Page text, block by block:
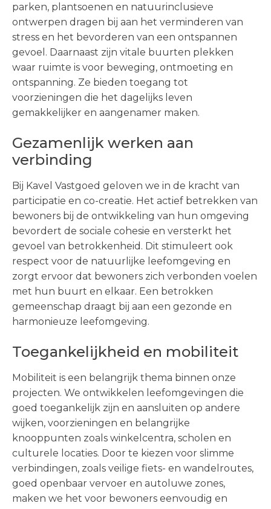
parken, plantsoenen en natuurinclusieve
ontwerpen dragen bij aan het verminderen van
stress en het bevorderen van een ontspannen
gevoel. Daarnaast zijn vitale buurten plekken
waar ruimte is voor beweging, ontmoeting en
ontspanning. Ze bieden toegang tot
voorzieningen die het dagelijks leven
gemakkelijker en aangenamer maken.
Gezamenlijk werken aan
verbinding
Bij Kavel Vastgoed geloven we in de kracht van
participatie en co-creatie. Het actief betrekken van
bewoners bij de ontwikkeling van hun omgeving
bevordert de sociale cohesie en versterkt het
gevoel van betrokkenheid. Dit stimuleert ook
respect voor de natuurlijke leefomgeving en
zorgt ervoor dat bewoners zich verbonden voelen
met hun buurt en elkaar. Een betrokken
gemeenschap draagt bij aan een gezonde en
harmonieuze leefomgeving.
Toegankelijkheid en mobiliteit
Mobiliteit is een belangrijk thema binnen onze
projecten. We ontwikkelen leefomgevingen die
goed toegankelijk zijn en aansluiten op andere
wijken, voorzieningen en belangrijke
knooppunten zoals winkelcentra, scholen en
culturele locaties. Door te kiezen voor slimme
verbindingen, zoals veilige fiets- en wandelroutes,
goed openbaar vervoer en autoluwe zones,
maken we het voor bewoners eenvoudig en